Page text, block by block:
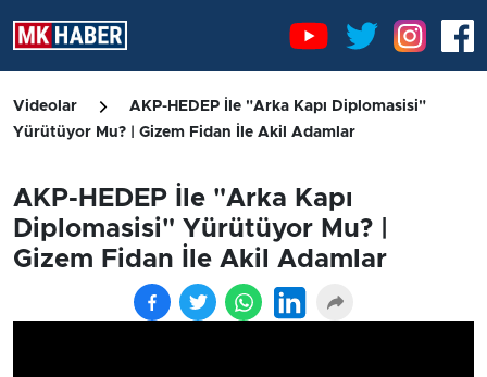
Videolar
AKP-HEDEP İle "Arka Kapı Diplomasisi"
Yürütüyor Mu? | Gizem Fidan İle Akil Adamlar
AKP-HEDEP İle "Arka Kapı
Diplomasisi" Yürütüyor Mu? |
Gizem Fidan İle Akil Adamlar